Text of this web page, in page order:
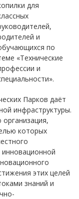
для
и
по
«Технические
и
Парков даёт
инфраструктуры.
которых
этих целей
знаний и